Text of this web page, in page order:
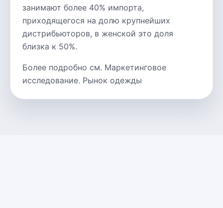
занимают более 40% импорта,
приходящегося на долю крупнейших
дистрибьюторов, в женской это доля
близка к 50%.
Более подробно см. Маркетинговое
исследование. Рынок одежды